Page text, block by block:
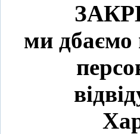
ми дбаємо